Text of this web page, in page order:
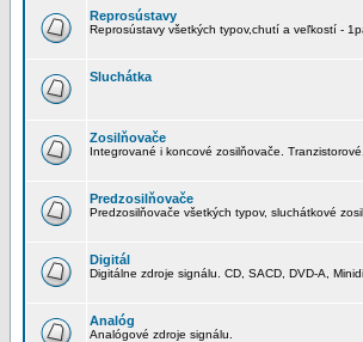
Reprosústavy
Reprosústavy všetkých typov,chutí a veľkostí -
Sluchátka
Zosilňovače
Integrované i koncové zosilňovače.
Predzosilňovače
Predzosilňovače všetkých typov, sluchátkové
Digitál
Digitálne zdroje signálu. CD, SACD, DVD-A,
Analóg
Analógové zdroje signálu.